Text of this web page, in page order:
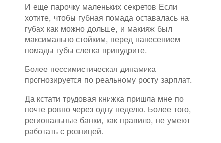
И еще парочку маленьких секретов Если
хотите, чтобы губная помада оставалась на
губах как можно дольше, и макияж был
максимально стойким, перед нанесением
помады губы слегка припудрите.
Более пессимистическая динамика
прогнозируется по реальному росту зарплат.
Да кстати трудовая книжка пришла мне по
почте ровно через одну неделю. Более того,
региональные банки, как правило, не умеют
работать с розницей.